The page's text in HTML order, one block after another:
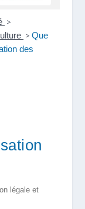
>
> Que
des
légale et